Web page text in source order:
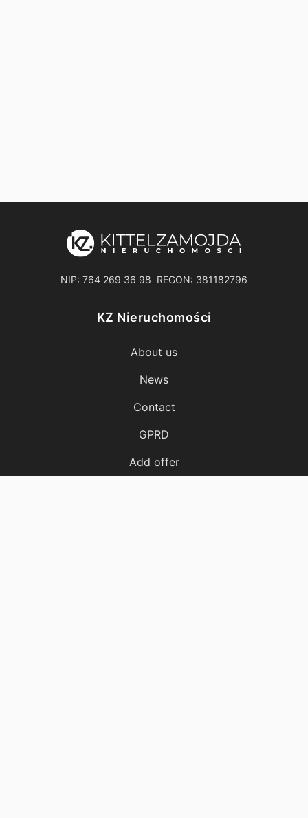
NIP: 764 269 36 98 REGON: 381182796
KZ Nieruchomości
About us
News
Contact
GPRD
Add offer